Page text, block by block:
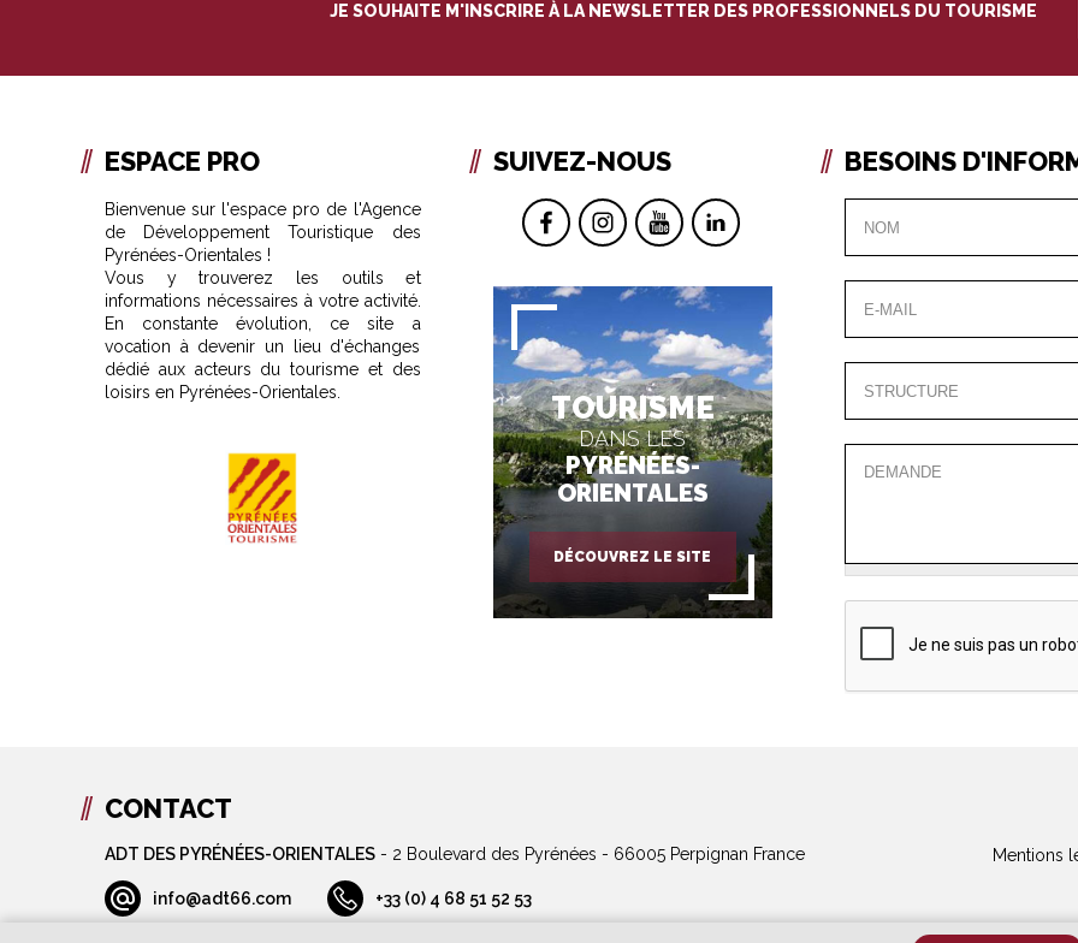
JE SOUHAITE M'INSCRIRE À LA NEWSLETTER DES PROFESSIONNELS DU TOURISME
ESPACE PRO
Bienvenue sur l'espace pro de l'Agence
de Développement Touristique des
Pyrénées-Orientales !
Vous y trouverez les outils et
informations nécessaires à votre activité.
En constante évolution, ce site a
vocation à devenir un lieu d'échanges
dédié aux acteurs du tourisme et des
loisirs en Pyrénées-Orientales.
SUIVEZ-NOUS
TOURISME
DANS LES
PYRÉNÉES-
ORIENTALES
DÉCOUVREZ LE SITE
BESOINS
CONTACT
ADT DES PYRÉNÉES-ORIENTALES - 2 Boulevard des Pyrénées - 66005 Perpignan France
info@adt66.com +33 (0) 4 68 51 52 53
Mentions